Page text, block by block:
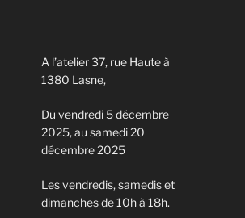
A l’atelier 37, rue Haute à
1380 Lasne,
Du vendredi 5 décembre
2025, au samedi 20
décembre 2025
Les vendredis, samedis et
dimanches de 10h à 18h.